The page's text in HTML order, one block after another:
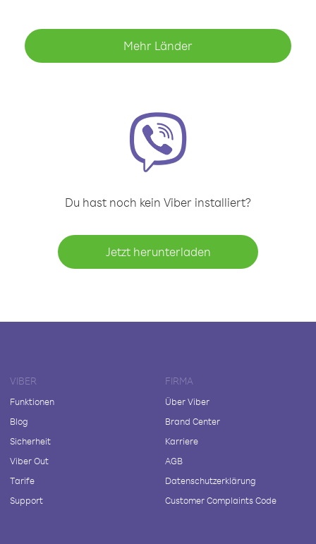
Mehr Länder
Du hast noch kein Viber installiert?
Jetzt herunterladen
VIBER
Funktionen
Blog
Sicherheit
Viber Out
Tarife
Support
FIRMA
Über Viber
Brand Center
Karriere
AGB
Datenschutzerklärung
Customer Complaints Code